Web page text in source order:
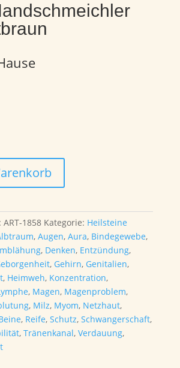
ART-1858 Kategorie: Heilsteine
, Augen, Aura, Bindegewebe,
, Denken, Entzündung,
, Gehirn, Genitalien,
, Heimweh, Konzentration,
, Magen, Magenproblem,
, Milz, Myom, Netzhaut,
, Reife, Schutz, Schwangerschaft,
, Tränenkanal, Verdauung,